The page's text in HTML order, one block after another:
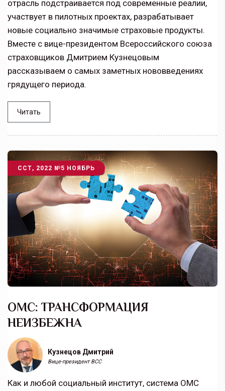
отрасль подстраивается под современные реалии,
участвует в пилотных проектах, разрабатывает
новые социально значимые страховые продукты.
Вместе с вице-президентом Всероссийского союза
страховщиков Дмитрием Кузнецовым
рассказываем о самых заметных нововведениях
грядущего периода.
Читать
ССТ, 2022 №5 НОЯБРЬ
ОМС: ТРАНСФОРМАЦИЯ
НЕИЗБЕЖНА
Кузнецов Дмитрий
Вице-президент ВСС
Как и любой социальный институт, система ОМС